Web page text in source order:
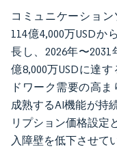
コミュニケーショ
114億4,000万USDか
長し、2026年〜2031
億8,000万USDに達
ドワーク需要の高
成熟するAI機能が持
リプション価格設定
入障壁を低下させて